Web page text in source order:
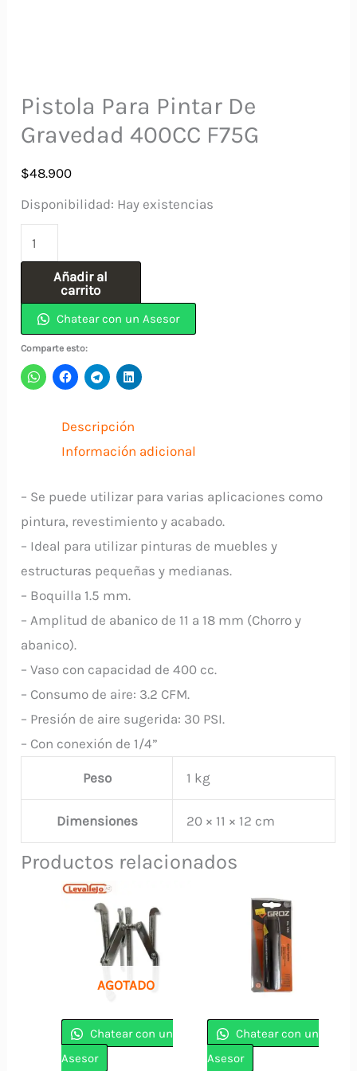
Pistola Para Pintar De
Gravedad 400CC F75G
$48.900
Disponibilidad: Hay existencias
Para
Pintar
De
Gravedad
400CC
F75G
Añadir al
carrito
Chatear con un Asesor
Comparte esto:
Descripción
Información adicional
– Se puede utilizar para varias aplicaciones como
pintura, revestimiento y acabado.
– Ideal para utilizar pinturas de muebles y
estructuras pequeñas y medianas.
– Boquilla 1.5 mm.
– Amplitud de abanico de 11 a 18 mm (Chorro y
abanico).
– Vaso con capacidad de 400 cc.
– Consumo de aire: 3.2 CFM.
– Presión de aire sugerida: 30 PSI.
– Con conexión de 1/4”
Peso 1 kg
Dimensiones 20 × 11 × 12 cm
Productos relacionados
AGOTADO
Chatear con un
Asesor
Chatear con un
Asesor